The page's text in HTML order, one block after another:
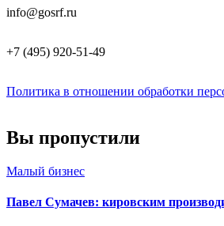
info@gosrf.ru
+7 (495) 920-51-49
Политика в отношении обработки
Вы пропустили
Малый бизнес
Павел Сумачев: кировским